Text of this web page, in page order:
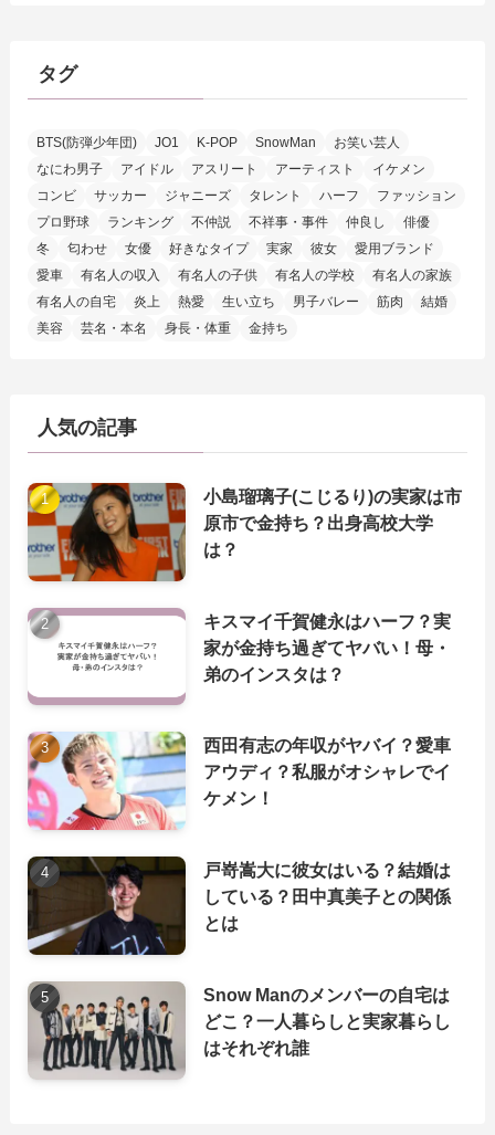
タグ
BTS(防弾少年団) JO1 K-POP SnowMan
お笑い芸人
なにわ男子
アイドル アスリート アーティスト
イケメン
コンビ
サッカー ジャニーズ タレント ハーフ
ファッション
プロ野球
ランキング 不仲説 不祥事・事件 仲良し
俳優
冬
匂わせ 女優 好きなタイプ 実家 彼女
愛用ブランド
愛車
有名人の収入 有名人の子供 有名人の学校
有名人の家族
有名人の自宅
炎上 熱愛 生い立ち 男子バレー 筋肉
結婚
美容
芸名・本名 身長・体重 金持ち
人気の記事
小島瑠璃子(こじるり)の実家は市
原市で金持ち？出身高校大学
は？
キスマイ千賀健永はハーフ？実
家が金持ち過ぎてヤバい！母・
弟のインスタは？
西田有志の年収がヤバイ？愛車
アウディ？私服がオシャレでイ
ケメン！
戸嵜嵩大に彼女はいる？結婚は
している？田中真美子との関係
とは
Snow Manのメンバーの自宅は
どこ？一人暮らしと実家暮らし
はそれぞれ誰